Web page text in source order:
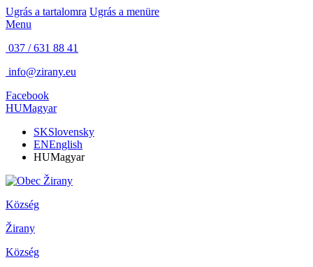
Ugrás a tartalomra Ugrás a menüre
Menu
037 / 631 88 41
info@zirany.eu
Facebook
HUMagyar
SKSlovensky
ENEnglish
HUMagyar
Község
Žirany
Község